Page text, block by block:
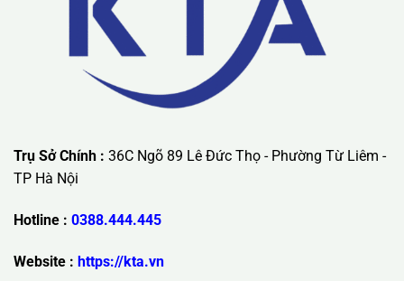
Lưu ý: Liên hệ chúng tôi được áp dụng chương trình khuyến
mãi ưu đãi có giá trị lớn nhất.